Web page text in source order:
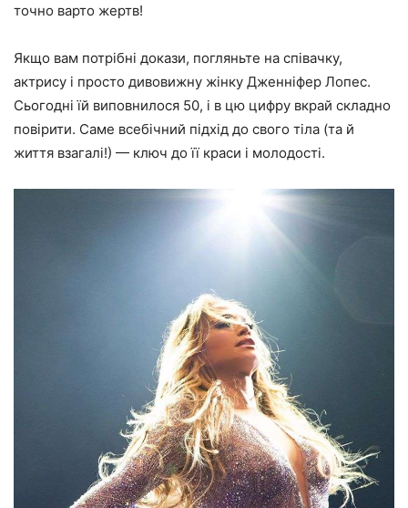
точно варто жертв!
Якщо вам потрібні докази, погляньте на співачку,
актрису і просто дивовижну жінку Дженніфер Лопес.
Сьогодні їй виповнилося 50, і в цю цифру вкрай складно
повірити. Саме всебічний підхід до свого тіла (та й
життя взагалі!) — ключ до її краси і молодості.